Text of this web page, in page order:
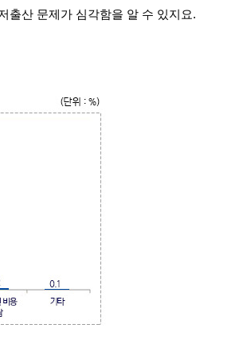
출산 문제가 심각함을 알 수 있지요.